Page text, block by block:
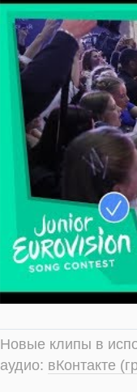
Новые клипы в
аудио: вКонтакте